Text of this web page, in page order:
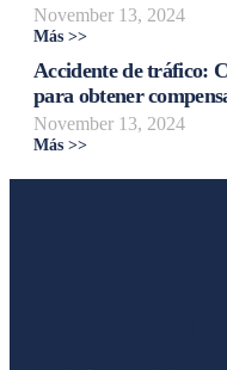
November 13, 2024
Más >>
Accidente de tráfico:
para obtener
November 13, 2024
Más >>